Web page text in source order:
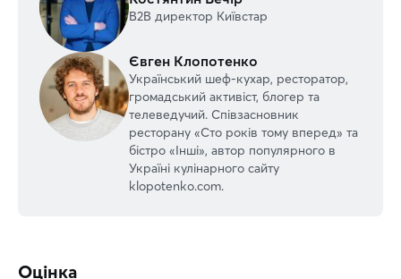
В2В директор Київстар
Євген Клопотенко
Український шеф-кухар, ресторатор,
громадський активіст, блогер та
телеведучий. Співзасновник
ресторану «Сто років тому вперед» та
бістро «Інші», автор популярного в
Україні кулінарного сайту
klopotenko.com.
Оцінка